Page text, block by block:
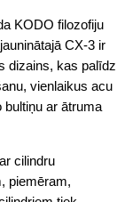
KODO filozofiju
CX-3 ir
dizains, kas palīdz
vienlaikus acu
ar ātruma
cilindru
piemēram,